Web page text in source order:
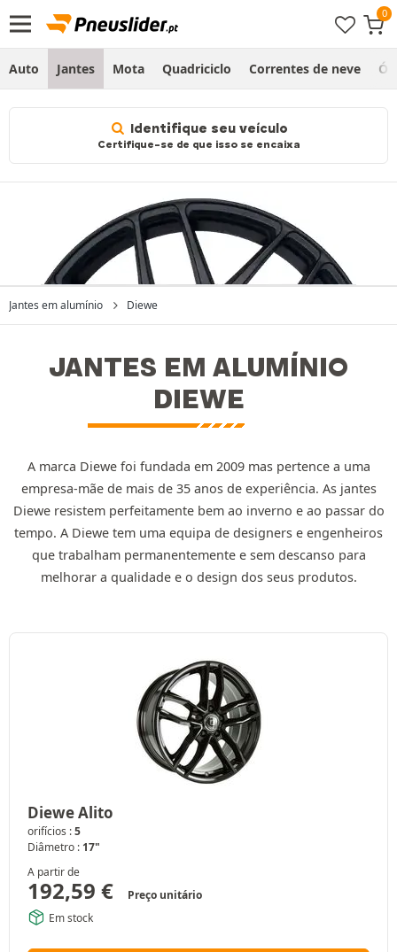
Auto Jantes Mota Quadriciclo Correntes de neve
Identifique seu veículo
Certifique-se de que isso se encaixa
Jantes em alumínio Diewe
JANTES EM ALUMÍNIO
DIEWE
A marca Diewe foi fundada em 2009 mas pertence a uma
empresa-mãe de mais de 35 anos de experiência. As jantes
Diewe resistem perfeitamente bem ao inverno e ao passar do
tempo. A Diewe tem uma equipa de designers e engenheiros
que trabalham permanentemente e sem descanso para
melhorar a qualidade e o design dos seus produtos.
Diewe Alito
orifícios :5
Diâmetro : 17"
A partir de
192,59 €
Preço unitário
Em stock